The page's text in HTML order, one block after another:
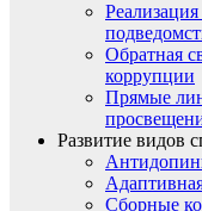
Обратная
коррупции
Прямые
Развитие видов
Сборные